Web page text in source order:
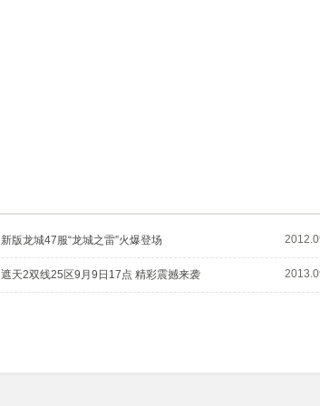
新版龙城47服“龙城之雷”火爆登场
遮天2双线25区9月9日17点 精彩震撼来袭